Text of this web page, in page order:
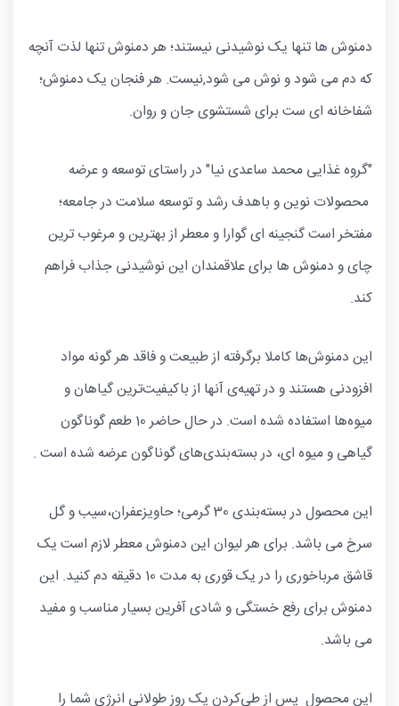
دمنوش ها تنها یک نوشیدنی نیستند؛ هر دمنوش تنها لذت آنچه
که دم می شود و نوش می شود,نیست. هر فنجان یک دمنوش؛
شفاخانه ای ست برای شستشوی جان و روان.
"گروه غذایی محمد ساعدی نیا" در راستای توسعه و عرضه
محصولات نوین و باهدف رشد و توسعه سلامت در جامعه؛
مفتخر است گنجینه ای گوارا و معطر از بهترین و مرغوب ترین
چای و دمنوش ها برای علاقمندان این نوشیدنی جذاب فراهم
کند.
این دمنوش‌ها کاملا برگرفته از طبیعت و فاقد هر گونه مواد
افزودنی هستند و در تهیه‌ی آنها از باکیفیت‌ترین گیاهان و
میوه‌ها استفاده شده است. در حال حاضر 10 طعم گوناگون
گیاهی و میوه ای، در بسته‌بندی‌های گوناگون عرضه شده است .
این محصول در بسته‌بندی 30 گرمی؛ حاویزعفران،سیب و گل
سرخ می باشد. برای هر لیوان این دمنوش معطر لازم است یک
قاشق مرباخوری را در یک قوری به مدت 10 دقیقه دم کنید. این
دمنوش برای رفع خستگی و شادی آفرین بسیار مناسب و مفید
می باشد.
این محصول پس از طی‌کردن یک روز طولانی انرژی شما را